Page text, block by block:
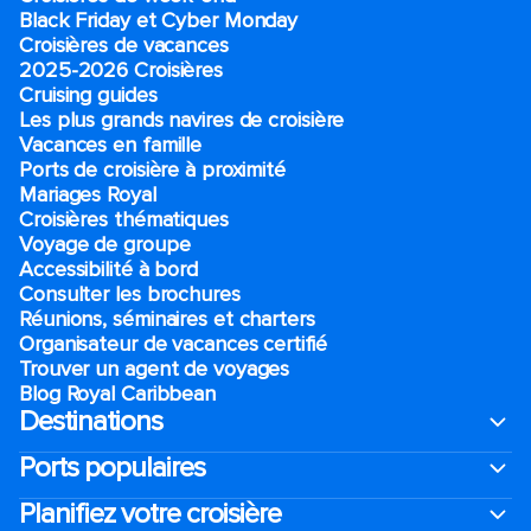
Black Friday et Cyber Monday
Croisières de vacances
2025-2026 Croisières
Cruising guides
Les plus grands navires de croisière
Vacances en famille
Ports de croisière à proximité
Mariages Royal
Croisières thématiques
Voyage de groupe​
Accessibilité à bord​
Consulter les brochures
Réunions, séminaires et charters
Organisateur de vacances certifié
Trouver un agent de voyages
Blog Royal Caribbean
Destinations
Ports populaires
Planifiez votre croisière